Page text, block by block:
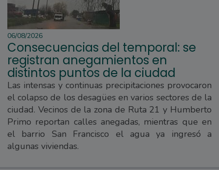
06/08/2026
Consecuencias del temporal: se
registran anegamientos en
distintos puntos de la ciudad
Las intensas y continuas precipitaciones provocaron
el colapso de los desagües en varios sectores de la
ciudad. Vecinos de la zona de Ruta 21 y Humberto
Primo reportan calles anegadas, mientras que en
el barrio San Francisco el agua ya ingresó a
algunas viviendas.